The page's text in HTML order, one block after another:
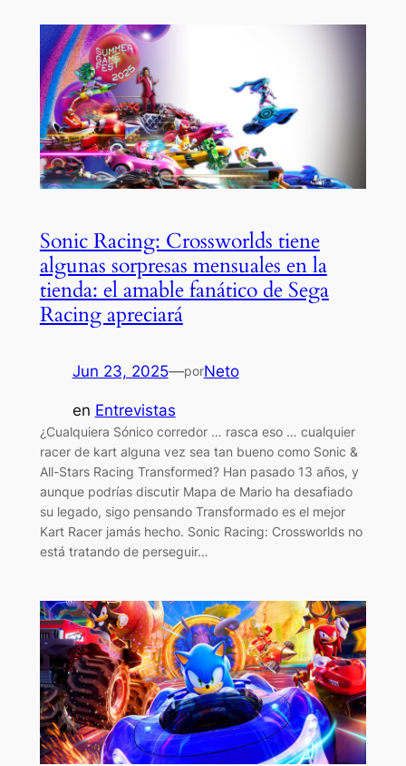
Sonic Racing: Crossworlds tiene
algunas sorpresas mensuales en la
tienda: el amable fanático de Sega
Racing apreciará
Jun 23, 2025—porNeto
en Entrevistas
¿Cualquiera Sónico corredor … rasca eso … cualquier
racer de kart alguna vez sea tan bueno como Sonic &
All-Stars Racing Transformed? Han pasado 13 años, y
aunque podrías discutir Mapa de Mario ha desafiado
su legado, sigo pensando Transformado es el mejor
Kart Racer jamás hecho. Sonic Racing: Crossworlds no
está tratando de perseguir…